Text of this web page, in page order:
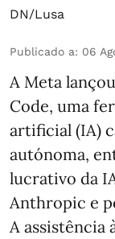
DN/Lusa
Publicado a: 06
A Meta
Code, uma
artificial (IA)
autónoma,
lucrativo da
Anthropic e
A assistência